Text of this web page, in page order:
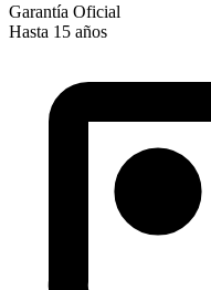
Garantía Oficial
Hasta 15 años